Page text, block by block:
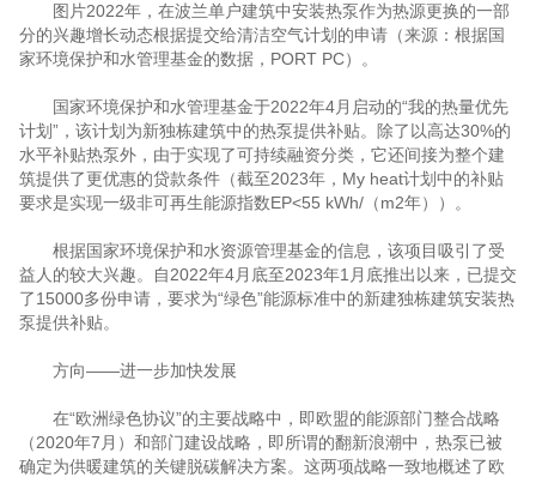
图片2022年，在波兰单户建筑中安装热泵作为热源更换的一部
分的兴趣增长动态根据提交给清洁空气计划的申请（来源：根据国
家环境保护和水管理基金的数据，PORT PC）。
国家环境保护和水管理基金于2022年4月启动的“我的热量优先
计划”，该计划为新独栋建筑中的热泵提供补贴。除了以高达30%的
水平补贴热泵外，由于实现了可持续融资分类，它还间接为整个建
筑提供了更优惠的贷款条件（截至2023年，My heat计划中的补贴
要求是实现一级非可再生能源指数EP<55 kWh/（m2年））。
根据国家环境保护和水资源管理基金的信息，该项目吸引了受
益人的较大兴趣。自2022年4月底至2023年1月底推出以来，已提交
了15000多份申请，要求为“绿色”能源标准中的新建独栋建筑安装热
泵提供补贴。
方向——进一步加快发展
在“欧洲绿色协议”的主要战略中，即欧盟的能源部门整合战略
（2020年7月）和部门建设战略，即所谓的翻新浪潮中，热泵已被
确定为供暖建筑的关键脱碳解决方案。这两项战略一致地概述了欧